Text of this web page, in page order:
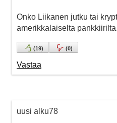
Onko Liikanen jutku tai
amerikkalaiselta pankkiirilta.
(19) (0)
Vastaa
uusi alku78